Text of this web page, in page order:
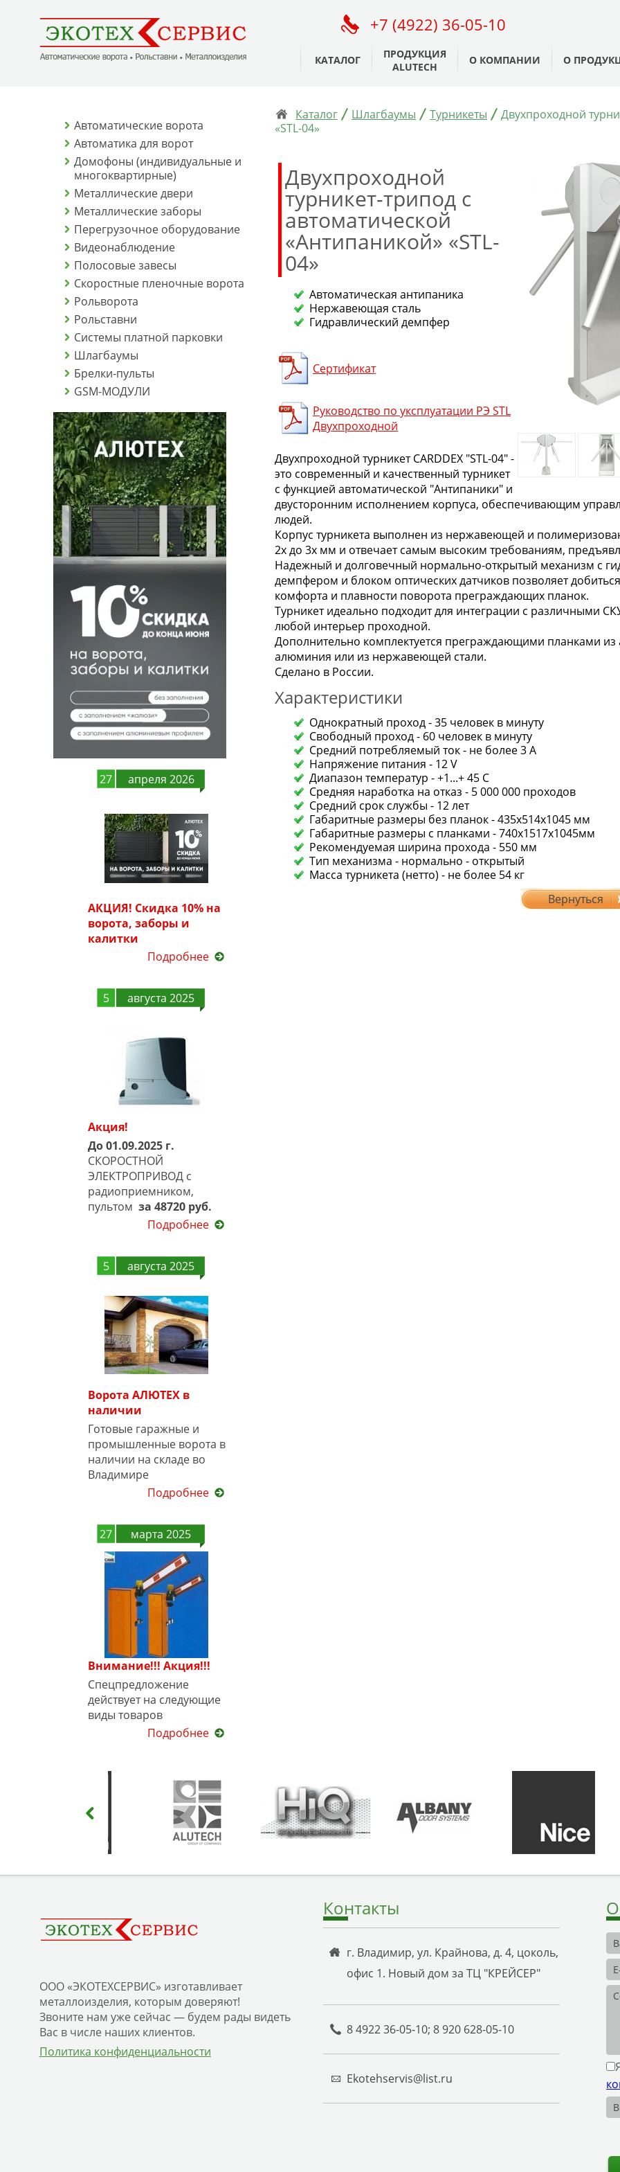
+7 (4922) 36-05-10
КАТАЛОГ
ПРОДУКЦИЯ
ALUTECH
О КОМПАНИИ О
Автоматические ворота
Автоматика для ворот
Домофоны (индивидуальные и
многоквартирные)
Металлические двери
Металлические заборы
Перегрузочное оборудование
Видеонаблюдение
Полосовые завесы
Скоростные пленочные ворота
Рольворота
Рольставни
Системы платной парковки
Шлагбаумы
Брелки-пульты
GSM-МОДУЛИ
27 апреля 2026
АКЦИЯ! Скидка 10% на
ворота, заборы и
калитки
Подробнее
5 августа 2025
Акция!
До 01.09.2025 г.
СКОРОСТНОЙ
ЭЛЕКТРОПРИВОД с
радиоприемником,
пультом за 48720 руб.
Подробнее
5 августа 2025
Ворота АЛЮТЕХ в
наличии
Готовые гаражные и
промышленные ворота в
наличии на складе во
Владимире
Подробнее
27 марта 2025
Внимание!!! Акция!!!
Спецпредложение
действует на следующие
виды товаров
Подробнее
Каталог Шлагбаумы Турникеты
Двухпроходной
«STL-04»
Двухпроходной
турникет-трипод с
автоматической
«Антипаникой» «STL-
04»
Автоматическая антипаника
Нержавеющая сталь
Гидравлический демпфер
Сертификат
Руководство по уксплуатации РЭ STL
Двухпроходной
Двухпроходной турникет CARDDEX "STL-04" -
это современный и качественный турникет
с функцией автоматической "Антипаники" и
двусторонним исполнением корпуса, обеспечивающим
людей.
Корпус турникета выполнен из нержавеющей и
2х до 3х мм и отвечает самым высоким требованиям,
Надежный и долговечный нормально-открытый механизм c
демпфером и блоком оптических датчиков позволяет
комфорта и плавности поворота преграждающих планок.
Турникет идеально подходит для интеграции с различными
любой интерьер проходной.
Дополнительно комплектуется преграждающими планками из
алюминия или из нержавеющей стали.
Сделано в России.
Характеристики
Однократный проход - 35 человек в минуту
Свободный проход - 60 человек в минуту
Средний потребляемый ток - не более 3 А
Напряжение питания - 12 V
Диапазон температур - +1...+ 45 C
Средняя наработка на отказ - 5 000 000 проходов
Средний срок службы - 12 лет
Габаритные размеры без планок - 435х514х1045 мм
Габаритные размеры с планками - 740х1517х1045мм
Рекомендуемая ширина прохода - 550 мм
Тип механизма - нормально - открытый
Масса турникета (нетто) - не более 54 кг
Вернуться
ООО «ЭКОТЕХСЕРВИС» изготавливает
металлоизделия, которым доверяют!
Звоните нам уже сейчас — будем рады видеть
Вас в числе наших клиентов.
Политика конфиденциальности
Контакты
г. Владимир, ул. Крайнова, д. 4, цоколь,
офис 1. Новый дом за ТЦ "КРЕЙСЕР"
8 4922 36-05-10; 8 920 628-05-10
Ekotehservis@list.ru